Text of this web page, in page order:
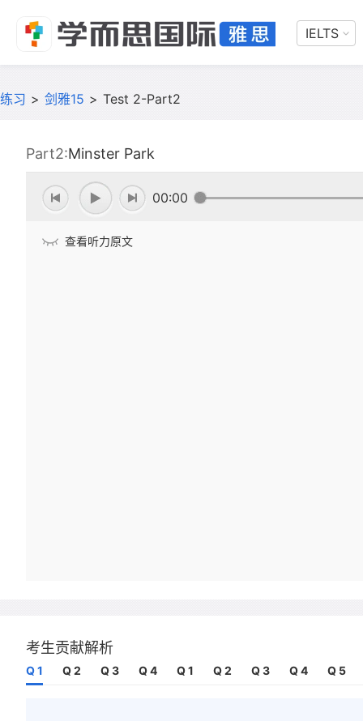
IELTS
练习 > 剑雅15 > Test 2-Part2
Part2:Minster Park
00:00
查看听力原文
考生贡献解析
Q 1 Q 2 Q 3 Q 4 Q 1 Q 2 Q 3 Q 4 Q 5